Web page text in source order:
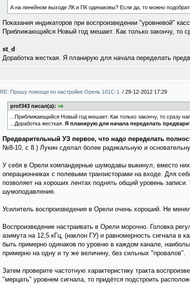
А на линейном выходе ЛК и ПК одинаковы? Если да, то можно
Показания индикаторов при воспроизведении "уровневой"
Приближающийся Новый год мешает. Как только закончу, то
st_d
Доработка жесткая. Я планирую для начала переделать
RE: Прошу помощи по настройке Орель 101С-1. / 29-12-2012 17:29
prof343 писал(а):
...Приближающийся Новый год мешает. Как только закончу, то сразу
...Доработка жесткая. Я планирую для начала переделать
Предварительный УЗ первое, что надо переделать
№8-10, с 8.) Лукин сделал более радикальную и
У себя в Орели компандерные шумодавы выкинул, вместо
операционниках с полевыми транзисторами на входе. Для
позволяет на хороших лентах поднять общий уровень
шумоподавления.
Усилитель воспроизведения в Орели очень хороший. Не
Воспроизведение настраивать в Орели морочно. Головка
азимута на 12,5 кГц, (наклон ГУ) и равномерность сигнала в
быть примерно одинаков по уровню в каждом канале,
примерно на одну и ту же величину, без сильных "провалов".
Затем проверите частотную характеристику тракта
"мерцать" уровнем сигнала, то придётся подстроить